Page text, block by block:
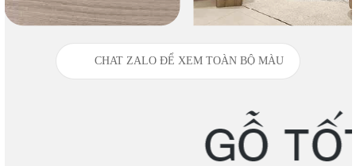
CHAT ZALO ĐỂ XEM TOÀN BỘ MÀU